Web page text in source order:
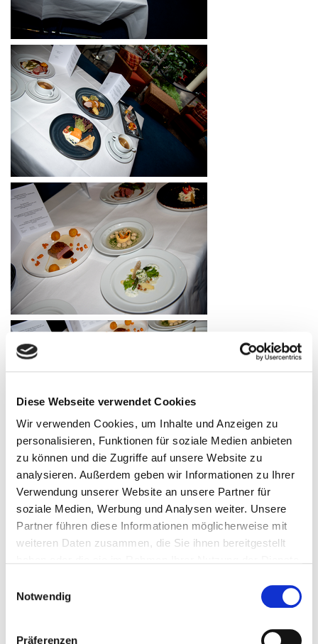
Diese Webseite verwendet Cookies
Wir verwenden Cookies, um Inhalte und Anzeigen zu
personalisieren, Funktionen für soziale Medien anbieten
zu können und die Zugriffe auf unsere Website zu
analysieren. Außerdem geben wir Informationen zu Ihrer
Verwendung unserer Website an unsere Partner für
soziale Medien, Werbung und Analysen weiter. Unsere
Partner führen diese Informationen möglicherweise mit
weiteren Daten zusammen, die Sie ihnen bereitgestellt
Notwendig
Präferenzen